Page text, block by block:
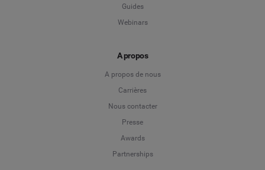
Guides
Webinars
A propos
A propos de nous
Carrières
Nous contacter
Presse
Awards
Partnerships